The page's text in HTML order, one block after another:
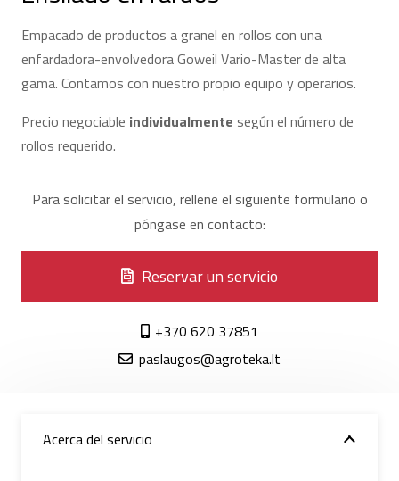
Empacado de productos a granel en rollos con una
enfardadora-envolvedora Goweil Vario-Master de alta
gama. Contamos con nuestro propio equipo y operarios.
Precio negociable individualmente según el número de
rollos requerido.
Para solicitar el servicio, rellene el siguiente formulario o
póngase en contacto:
Reservar un servicio
+370 620 37851
paslaugos@agroteka.lt
Acerca del servicio